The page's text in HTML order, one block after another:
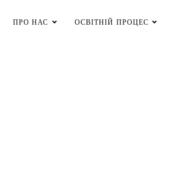
ПРО НАС ОСВІТНІЙ ПРОЦЕС